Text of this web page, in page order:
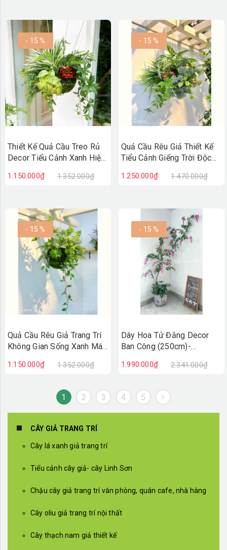
- 15 %
Thiết Kế Quả Cầu Treo Rủ
Decor Tiểu Cảnh Xanh Hiện
CC1297
1.150.000₫ 1.352.000₫
- 15 %
Quả Cầu Rêu Giả Thiết Kế
Tiểu Cảnh Giếng Trời Độc
1.250.000₫ 1.470.000₫
- 15 %
Quả Cầu Rêu Giả Trang Trí
Không Gian Sống Xanh Mát
1.150.000₫ 1.352.000₫
- 15 %
Dây Hoa Tử Đằng Decor
Ban Công (250cm)-
1.990.000₫ 2.341.000₫
1 2 3 4 5
CÂY GIẢ TRANG TRÍ
Cây lá xanh giả trang trí
Tiểu cảnh cây giả- cây Linh Sơn
Chậu cây giả trang trí văn phòng, quán cafe, nhà hàng
Cây oliu giả trang trí nội thất
Cây thạch nam giả thiết kế